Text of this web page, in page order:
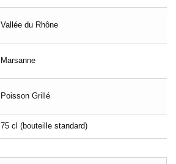
Vallée du Rhône
Marsanne
Poisson Grillé
75 cl (bouteille standard)